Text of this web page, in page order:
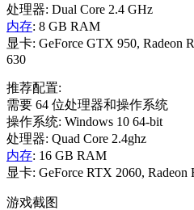
处理器: Dual Core 2.4 GHz
内存: 8 GB RAM
显卡: GeForce GTX 950, Radeon
630
推荐配置:
需要 64 位处理器和操作系统
操作系统: Windows 10 64-bit
处理器: Quad Core 2.4ghz
内存: 16 GB RAM
显卡: GeForce RTX 2060,
游戏截图